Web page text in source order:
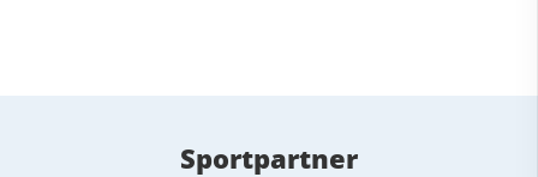
Sportpartner